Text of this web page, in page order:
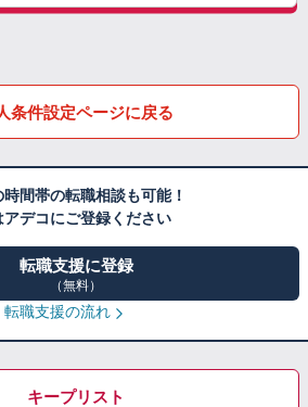
条件設定ページに戻る
間帯の転職相談も可能！
アデコにご登録ください
転職支援に登録
（無料）
転職支援の流れ
キープリスト